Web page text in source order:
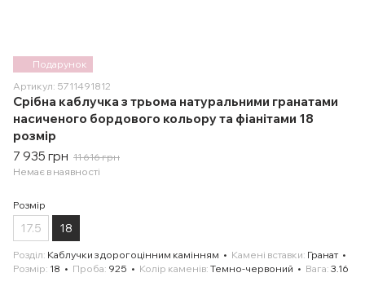
Подарунок
Артикул: 5711491812
Срібна каблучка з трьома натуральними гранатами
насиченого бордового кольору та фіанітами 18
розмір
7 935 грн 11 616 грн
Немає в наявності
Розмір
17.5 18
Розділ Каблучки з дорогоцінним камінням Камені вставки Гранат
Розмір 18 Проба 925 Колір каменів Темно-червоний Вага 3.16